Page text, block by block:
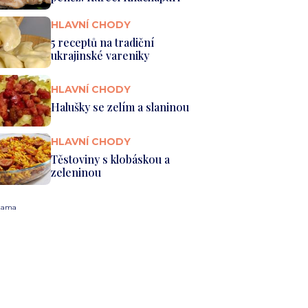
HLAVNÍ CHODY
5 receptů na tradiční
ukrajinské vareniky
HLAVNÍ CHODY
Halušky se zelím a slaninou
HLAVNÍ CHODY
Těstoviny s klobáskou a
zeleninou